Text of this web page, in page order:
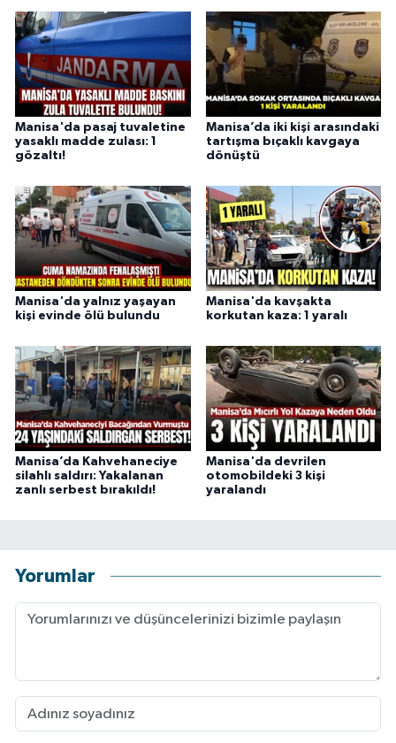
Manisa'da pasaj tuvaletine
yasaklı madde zulası: 1
gözaltı!
Manisa’da iki kişi arasındaki
tartışma bıçaklı kavgaya
dönüştü
Manisa'da yalnız yaşayan
kişi evinde ölü bulundu
Manisa'da kavşakta
korkutan kaza: 1 yaralı
Manisa’da Kahvehaneciye
silahlı saldırı: Yakalanan
zanlı serbest bırakıldı!
Manisa'da devrilen
otomobildeki 3 kişi
yaralandı
Yorumlar